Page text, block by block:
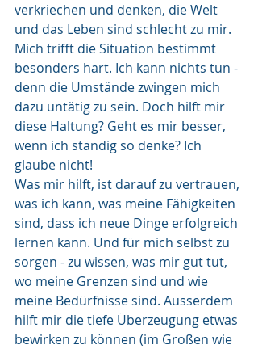
verkriechen und denken, die Welt
und das Leben sind schlecht zu mir.
Mich trifft die Situation bestimmt
besonders hart. Ich kann nichts tun -
denn die Umstände zwingen mich
dazu untätig zu sein. Doch hilft mir
diese Haltung? Geht es mir besser,
wenn ich ständig so denke? Ich
glaube nicht!
Was mir hilft, ist darauf zu vertrauen,
was ich kann, was meine Fähigkeiten
sind, dass ich neue Dinge erfolgreich
lernen kann. Und für mich selbst zu
sorgen - zu wissen, was mir gut tut,
wo meine Grenzen sind und wie
meine Bedürfnisse sind. Ausserdem
hilft mir die tiefe Überzeugung etwas
bewirken zu können (im Großen wie